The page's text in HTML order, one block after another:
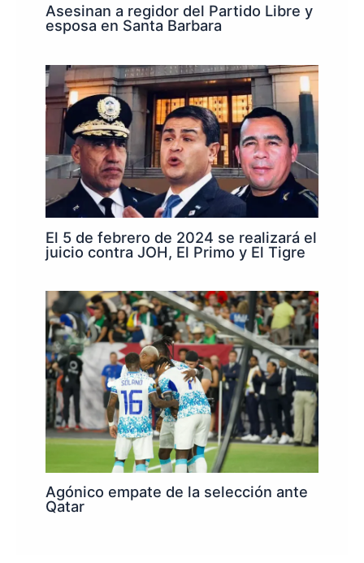
Asesinan a regidor del Partido Libre y
esposa en Santa Barbara
El 5 de febrero de 2024 se realizará el
juicio contra JOH, El Primo y El Tigre
Agónico empate de la selección ante
Qatar